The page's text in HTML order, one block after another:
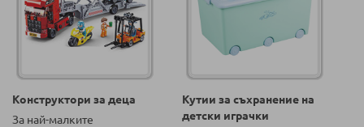
Конструктори за деца
За най-малките
Кутии за съхранение на
детски играчки